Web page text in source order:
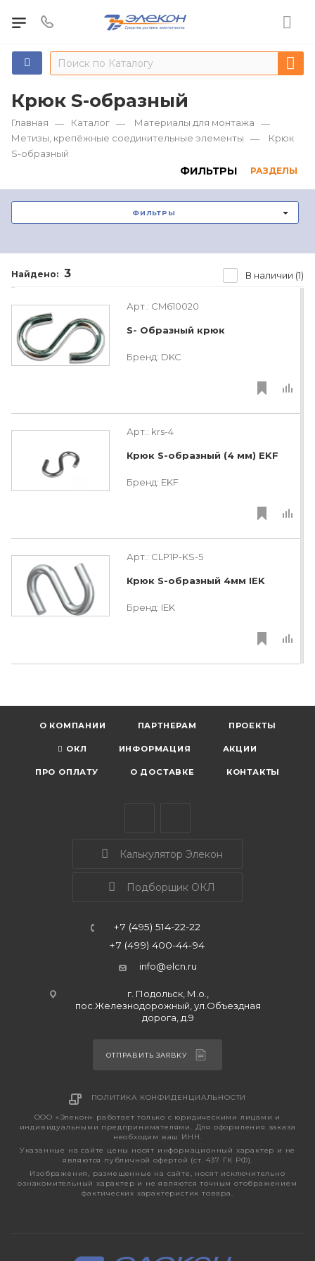
Крюк S-образный
Главная — Каталог — Материалы для монтажа
—
Метизы, крепёжные соединительные элементы
—
Крюк
S-образный
ФИЛЬТРЫ РАЗДЕЛЫ
ФИЛЬТРЫ
Найдено: 3 В наличии (1)
Арт.: CM610020
S- Образный крюк
Бренд: DKC
Арт.: krs-4
Крюк S-образный (4 мм) EKF
Бренд: EKF
Арт.: CLP1P-KS-5
Крюк S-образный 4мм IEK
Бренд: IEK
О КОМПАНИИ ПАРТНЕРАМ ПРОЕКТЫ
ОКЛ ИНФОРМАЦИЯ АКЦИИ
ПРО ОПЛАТУ О ДОСТАВКЕ КОНТАКТЫ
Калькулятор Элекон
Подборщик ОКЛ
+7 (495) 514-22-22
+7 (499) 400-44-94
info@elcn.ru
г. Подольск, М.о.,
пос.Железнодорожный, ул.Объездная
дорога, д.9
ОТПРАВИТЬ ЗАЯВКУ
ПОЛИТИКА КОНФИДЕНЦИАЛЬНОСТИ
ООО «Элекон» работает только с юридическими лицами и
индивидуальными предпринимателями. Для оформления заказа
необходим ваш ИНН.
Указанные на сайте цены носят информационный характер и не
являются публичной офертой (ст. 437 ГК РФ).
Изображения, размещенные на сайте, носят исключительно
ознакомительный характер и не являются точным отображением
фактических характеристик товара.